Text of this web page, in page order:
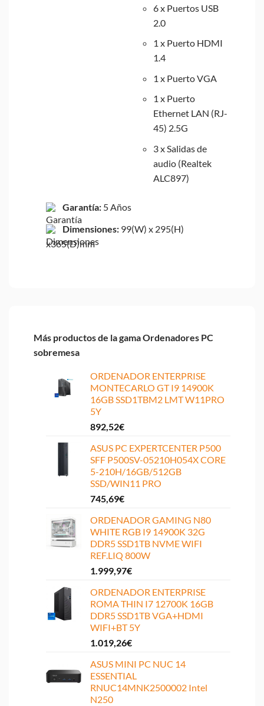
6 x Puertos USB
2.0
1 x Puerto HDMI
1.4
1 x Puerto VGA
1 x Puerto
Ethernet LAN (RJ-
45) 2.5G
3 x Salidas de
audio (Realtek
ALC897)
Garantía:5 Años
Dimensiones:99(W) x 295(H)
x365(D)mm
Más productos de la gama Ordenadores PC
sobremesa
ORDENADOR ENTERPRISE
MONTECARLO GT I9 14900K
16GB SSD1TBM2 LMT W11PRO
5Y
892,52€
ASUS PC EXPERTCENTER P500
SFF P500SV-05210H054X CORE
5-210H/16GB/512GB
SSD/WIN11 PRO
745,69€
ORDENADOR GAMING N80
WHITE RGB I9 14900K 32G
DDR5 SSD1TB NVME WIFI
REF.LIQ 800W
1.999,97€
ORDENADOR ENTERPRISE
ROMA THIN I7 12700K 16GB
DDR5 SSD1TB VGA+HDMI
WIFI+BT 5Y
1.019,26€
ASUS MINI PC NUC 14
ESSENTIAL
RNUC14MNK2500002 Intel
N250